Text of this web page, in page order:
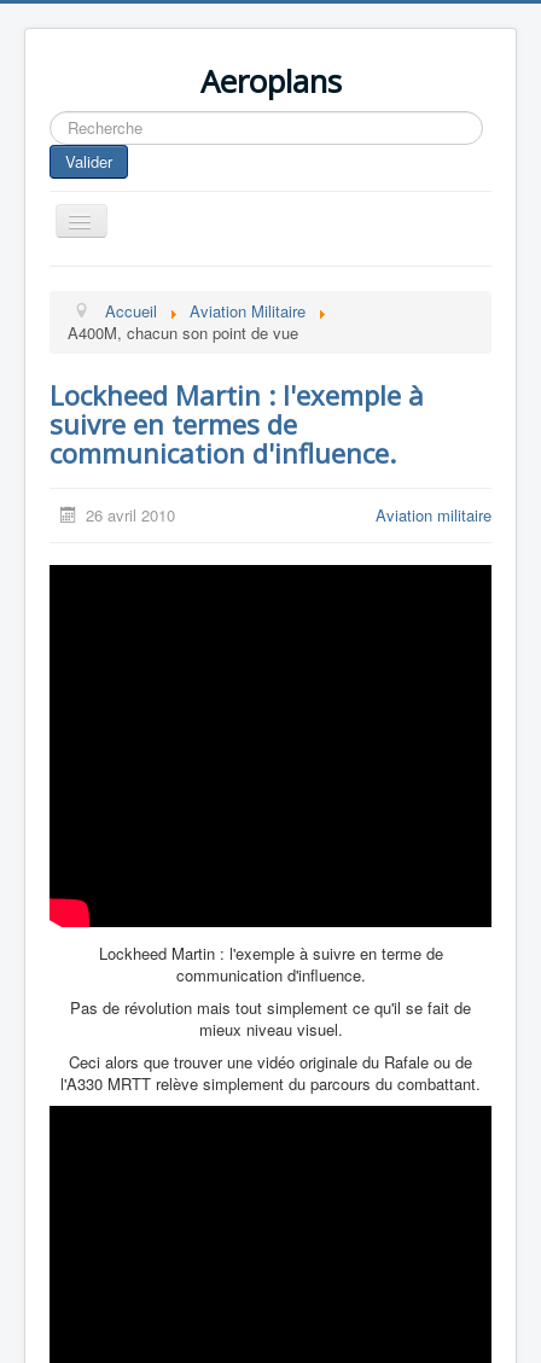
Aeroplans
Rechercher
Valider
Toggle
Navigation
Aviation Commerciale
Aviation Militaire
Europespace
Accueil
Aviation Militaire
A400M, chacun son point de vue
Lockheed Martin : l'exemple à
suivre en termes de
communication d'influence.
26 avril 2010 Aviation militaire
Lockheed Martin : l'exemple à suivre en terme de
communication d'influence.
Pas de révolution mais tout simplement ce qu'il se fait de
mieux niveau visuel.
Ceci alors que trouver une vidéo originale du Rafale ou de
l'A330 MRTT relève simplement du parcours du combattant.